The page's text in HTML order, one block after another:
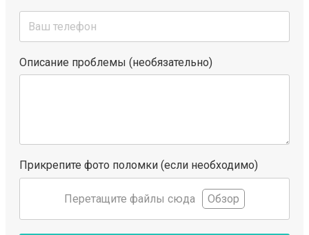
Описание проблемы (необязательно)
Прикрепите фото поломки (если необходимо)
Перетащите файлы сюда Обзор